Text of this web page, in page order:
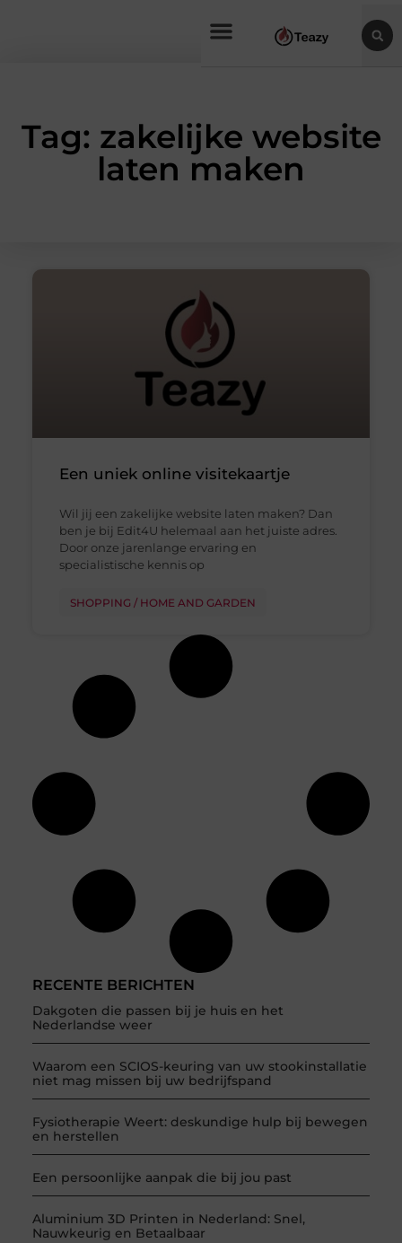
Tag: zakelijke website
laten maken
RECENTE BERICHTEN
Dakgoten die passen bij je huis en het
Nederlandse weer
Waarom een SCIOS-keuring van uw stookinstallatie
niet mag missen bij uw bedrijfspand
Fysiotherapie Weert: deskundige hulp bij bewegen
en herstellen
Een persoonlijke aanpak die bij jou past
Aluminium 3D Printen in Nederland: Snel,
Nauwkeurig en Betaalbaar
Een uniek online visitekaartje
Wil jij een zakelijke website laten maken? Dan
ben je bij Edit4U helemaal aan het juiste adres.
Door onze jarenlange ervaring en
specialistische kennis op
SHOPPING / HOME AND GARDEN